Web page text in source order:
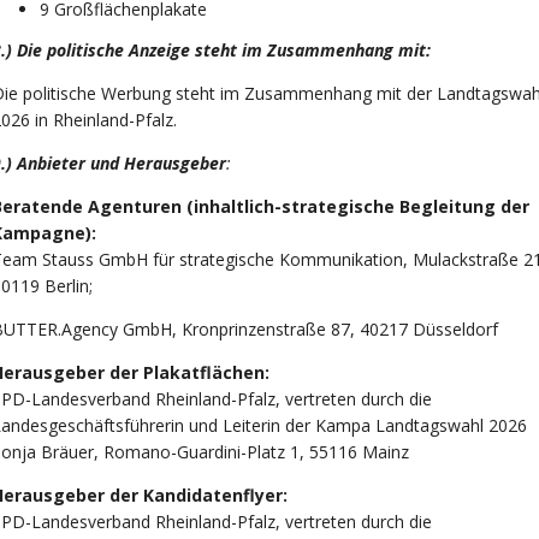
9 Großflächenplakate
Die politische Anzeige steht im Zusammenhang mit:
politische Werbung steht im Zusammenhang mit der
in Rheinland-Pfalz.
Anbieter und Herausgeber:
Agenturen (inhaltlich-strategische Begleitung der
Stauss GmbH für strategische Kommunikation, Mulackstraße
Berlin;
GmbH, Kronprinzenstraße 87, 40217 Düsseldorf
der Plakatflächen:
Landesverband Rheinland-Pfalz, vertreten durch die
und Leiterin der Kampa Landtagswahl 2026
Bräuer, Romano-Guardini-Platz 1, 55116 Mainz
der Kandidatenflyer:
Landesverband Rheinland-Pfalz, vertreten durch die